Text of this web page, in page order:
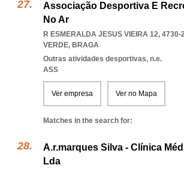
Associação Desportiva E
No Ar
R ESMERALDA JESUS VIEIRA 12, 4730-
VERDE, BRAGA
Outras atividades desportivas, n.e.
ASS
Ver empresa Ver no Mapa
Matches in the search for:
A.r.marques Silva - Clínica
Lda